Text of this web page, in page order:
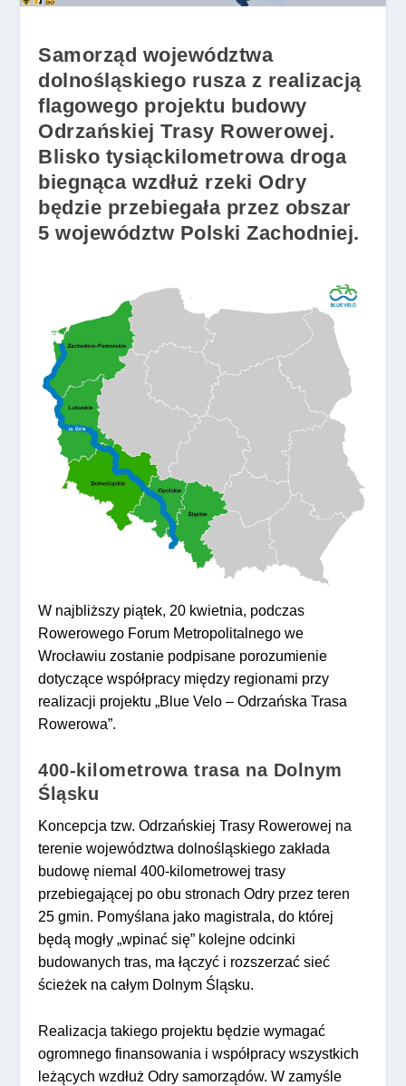
Samorząd województwa
dolnośląskiego rusza z realizacją
flagowego projektu budowy
Odrzańskiej Trasy Rowerowej.
Blisko tysiąckilometrowa droga
biegnąca wzdłuż rzeki Odry
będzie przebiegała przez obszar
5 województw Polski Zachodniej.
W najbliższy piątek, 20 kwietnia, podczas
Rowerowego Forum Metropolitalnego we
Wrocławiu zostanie podpisane porozumienie
dotyczące współpracy między regionami przy
realizacji projektu „Blue Velo – Odrzańska Trasa
Rowerowa”.
400-kilometrowa trasa na Dolnym
Śląsku
Koncepcja tzw. Odrzańskiej Trasy Rowerowej na
terenie województwa dolnośląskiego zakłada
budowę niemal 400-kilometrowej trasy
przebiegającej po obu stronach Odry przez teren
25 gmin. Pomyślana jako magistrala, do której
będą mogły „wpinać się” kolejne odcinki
budowanych tras, ma łączyć i rozszerzać sieć
ścieżek na całym Dolnym Śląsku.
Realizacja takiego projektu będzie wymagać
ogromnego finansowania i współpracy wszystkich
leżących wzdłuż Odry samorządów. W zamyśle